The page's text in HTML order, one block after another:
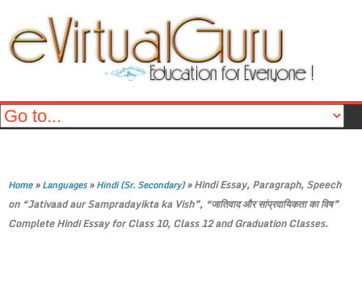
Home»Languages»Hindi (Sr. Secondary)»Hindi Essay, Paragraph, Speech
on “Jativaad aur Sampradayikta ka Vish”, “जातिवाद और सांप्रदायिकता का विष”
Complete Hindi Essay for Class 10, Class 12 and Graduation Classes.